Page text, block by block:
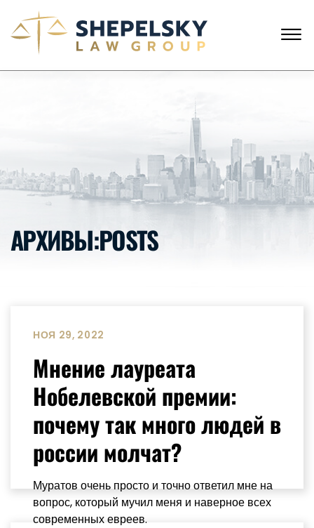
☰
АНГЛИЙСКИЙ
РУССКИЙ
ИСТОРИИ КЛИЕНТОВ
НОВОСТИ
КОНТАКТЫ
АРХИВЫ:POSTS
НОЯ 29, 2022
Мнение лауреата
Нобелевской премии:
почему так много людей в
россии молчат?
Муратов очень просто и точно ответил мне на
вопрос, который мучил меня и наверное всех
современных евреев.